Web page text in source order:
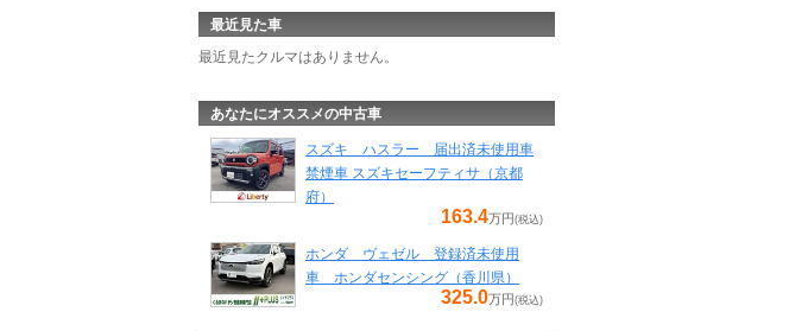
最近見た車
最近見たクルマはありません。
あなたにオススメの中古車
スズキ ハスラー 届出済未使用車
禁煙車 スズキセーフティサ（京都
府）
163.4万円(税込)
ホンダ ヴェゼル 登録済未使用
車 ホンダセンシング（香川県）
325.0万円(税込)